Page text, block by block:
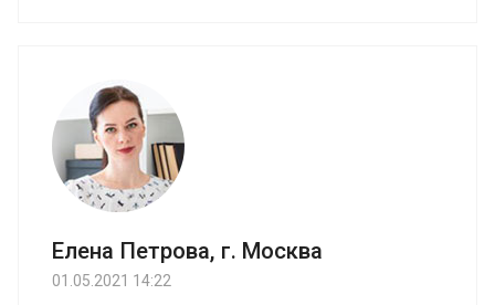
Елена Петрова, г. Москва
01.05.2021 14:22